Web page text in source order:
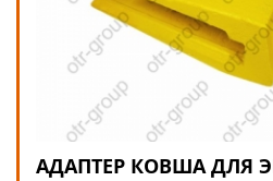
АДАПТЕР КОВША ДЛЯ